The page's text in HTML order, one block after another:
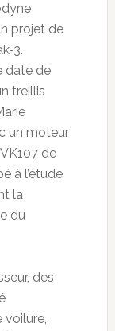
projet de
3.
date de
treillis
un moteur
de
à l’étude
la
du
des
voilure,